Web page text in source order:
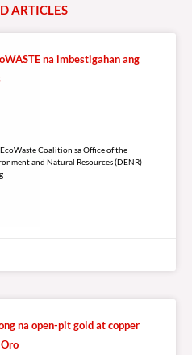
ARTICLES
na imbestigahan ang
Coalition sa Office of the
and Natural Resources (DENR)
na open-pit gold at copper